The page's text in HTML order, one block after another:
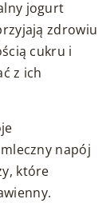
jogurt
zdrowiu
cukru i
z ich
napój
które